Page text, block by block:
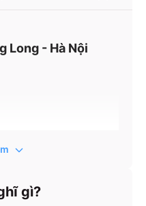
Long - Hà Nội
Gòn
Gòngì?